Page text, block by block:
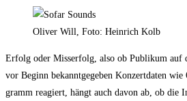
Oli­ver Will, Foto: Hein­rich Kolb
Erfolg oder Miss­erfolg, also ob Publi­kum auf
vor Beginn bekannt­ge­ge­ben Kon­zert­da­ten
gramm reagiert, hängt auch davon ab, ob die